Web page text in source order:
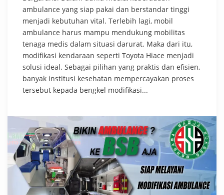
ambulance yang siap pakai dan berstandar tinggi
menjadi kebutuhan vital. Terlebih lagi, mobil
ambulance harus mampu mendukung mobilitas
tenaga medis dalam situasi darurat. Maka dari itu,
modifikasi kendaraan seperti Toyota Hiace menjadi
solusi ideal. Sebagai pilihan yang praktis dan efisien,
banyak institusi kesehatan mempercayakan proses
tersebut kepada bengkel modifikasi...